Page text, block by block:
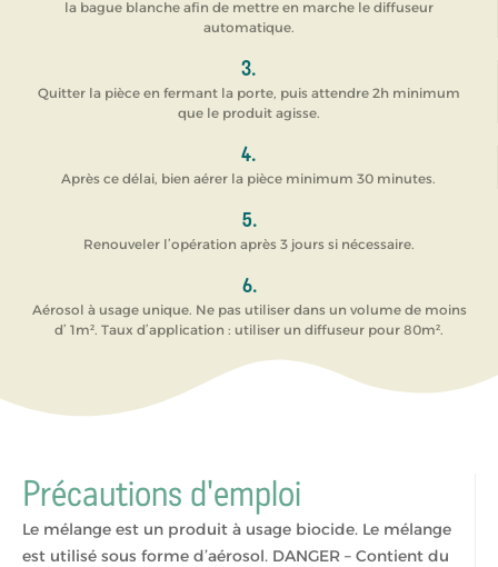
la bague blanche afin de mettre en marche le diffuseur
automatique.
3.
Quitter la pièce en fermant la porte, puis attendre 2h minimum
que le produit agisse.
4.
Après ce délai, bien aérer la pièce minimum 30 minutes.
5.
Renouveler l’opération après 3 jours si nécessaire.
6.
Aérosol à usage unique. Ne pas utiliser dans un volume de moins
d’ 1m². Taux d’application : utiliser un diffuseur pour 80m².
Précautions d'emploi
Le mélange est un produit à usage biocide. Le mélange
est utilisé sous forme d’aérosol. DANGER – Contient du